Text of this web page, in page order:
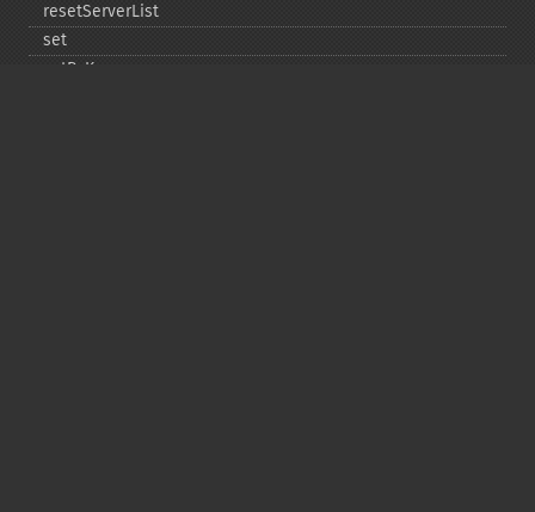
resetServerList
set
setByKey